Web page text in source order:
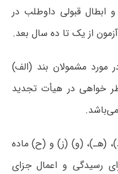
ابطال قبولی داوطلب در
از یک تا ده سال بعد.
مشمولان بند (الف)
نظر خواهی در هیأت تجدید
(د)، (هـ)، (و) (ز) و (ح) ماده
رسیدگی و اعمال جزای